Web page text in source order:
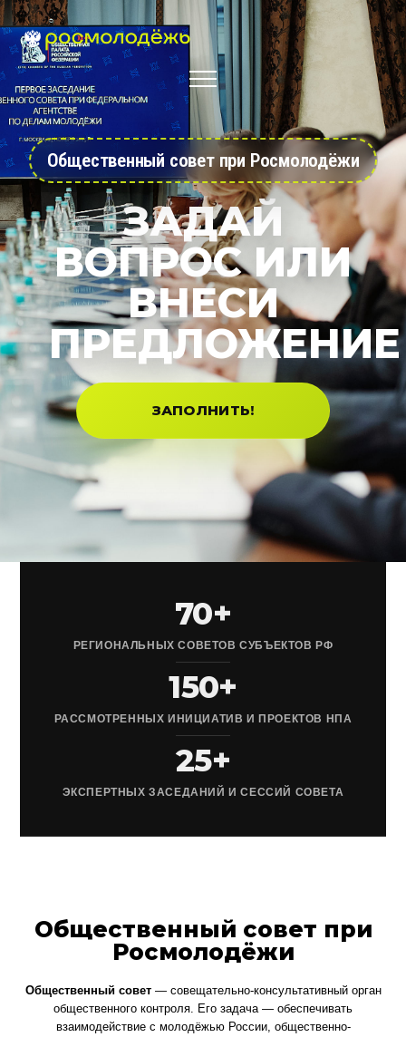
Общественный совет при Росмолодёжи
ЗАДАЙ
ВОПРОС ИЛИ
ВНЕСИ
ПРЕДЛОЖЕНИЕ
ЗАПОЛНИТЬ!
70+
РЕГИОНАЛЬНЫХ СОВЕТОВ СУБЪЕКТОВ РФ
150+
РАССМОТРЕННЫХ ИНИЦИАТИВ И ПРОЕКТОВ НПА
25+
ЭКСПЕРТНЫХ ЗАСЕДАНИЙ И СЕССИЙ СОВЕТА
Общественный совет при
Росмолодёжи
Общественный совет— совещательно-консультативный орган
общественного контроля. Его задача — обеспечивать
взаимодействие с молодёжью России, общественно-